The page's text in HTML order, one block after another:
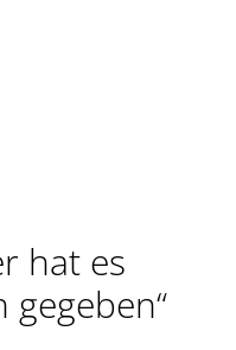
hat es